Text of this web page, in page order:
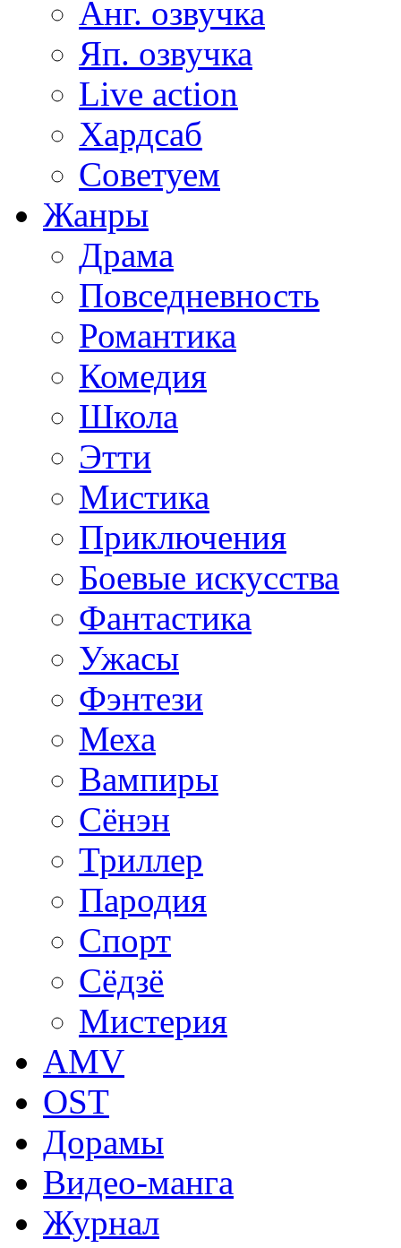
Анг. озвучка
Яп. озвучка
Live action
Хардсаб
Советуем
Жанры
Драма
Повседневность
Романтика
Комедия
Школа
Этти
Мистика
Приключения
Боевые искусства
Фантастика
Ужасы
Фэнтези
Меха
Вампиры
Сёнэн
Триллер
Пародия
Спорт
Сёдзё
Мистерия
AMV
OST
Дорамы
Видео-манга
Журнал